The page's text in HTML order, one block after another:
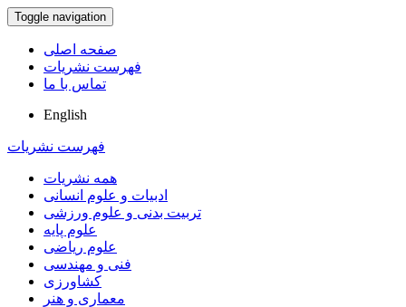
Toggle navigation
صفحه اصلی
فهرست نشریات
تماس با ما
English
فهرست نشریات
همه نشریات
ادبیات و علوم انسانی
تربیت بدنی و علوم ورزشی
علوم پایه
علوم ریاضی
فنی و مهندسی
کشاورزی
معماری و هنر